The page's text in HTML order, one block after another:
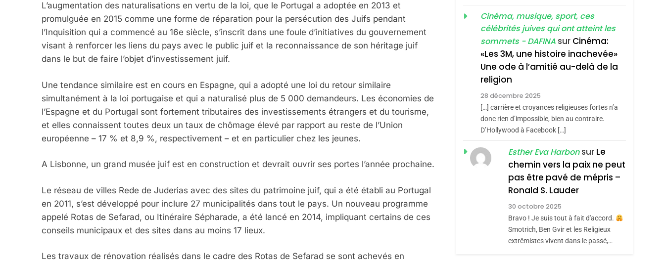
L’augmentation des naturalisations en vertu de la loi, que le Portugal a adoptée en 2013 et
promulguée en 2015 comme une forme de réparation pour la persécution des Juifs pendant
l’Inquisition qui a commencé au 16e siècle, s’inscrit dans une foule d’initiatives du gouvernement
visant à renforcer les liens du pays avec le public juif et la reconnaissance de son héritage juif
dans le but de faire l’objet d’investissement juif.
Une tendance similaire est en cours en Espagne, qui a adopté une loi du retour similaire
simultanément à la loi portugaise et qui a naturalisé plus de 5 000 demandeurs. Les économies de
l’Espagne et du Portugal sont fortement tributaires des investissements étrangers et du tourisme,
et elles connaissent toutes deux un taux de chômage élevé par rapport au reste de l’Union
européenne – 17 % et 8,9 %, respectivement – et en particulier chez les jeunes.
A Lisbonne, un grand musée juif est en construction et devrait ouvrir ses portes l’année prochaine.
Le réseau de villes Rede de Juderias avec des sites du patrimoine juif, qui a été établi au Portugal
en 2011, s’est développé pour inclure 27 municipalités dans tout le pays. Un nouveau programme
appelé Rotas de Sefarad, ou Itinéraire Sépharade, a été lancé en 2014, impliquant certains de ces
conseils municipaux et des sites dans au moins 17 lieux.
Les travaux de rénovation réalisés dans le cadre des Rotas de Sefarad se sont achevés en
2025, L’année La Plus
Meurtrière Selon Le
Rapport D’ADL
Contre
FRANCE ISRAÉL
6
RÉSILIENTE :
POURQUOI JE
REVENDIQUE MA
JUDAÏTE Par Thérèse
Zrihen-Dvir
ISRAÉL JUDAISME
7
CE QUI NOUS
MANQUE – Jacques
Hadida
JUDAISME
Maroc : Les Amandes
De Tafraout, Le Miel
De Tadla Azilal
Consacrés Produits
DAFINA MAROC
Cinéma, musique, sport, ces
célébrités juives qui ont atteint les
sommets - DAFINA sur Cinéma:
«Les 3M, une histoire inachevée»
Une ode à l’amitié au-delà de la
religion
28 décembre 2025
[…] carrière et croyances religieuses fortes n’a
donc rien d’impossible, bien au contraire.
D’Hollywood à Facebook […]
Esther Eva Harbonsur Le
chemin vers la paix ne peut
pas être pavé de mépris –
Ronald S. Lauder
30 octobre 2025
Bravo ! Je suis tout à fait d'accord.
Smotrich, Ben Gvir et les Religieux
extrêmistes vivent dans le passé,…
5
2025, L’année La Plus Meurtrière Selon Le Rapport D’ADL Contre L’antisémitisme
FRANCE ISRAÉL
6
FIÈRE, DIGNE ET RÉSILIENTE : POURQUOI JE REVENDIQUE MA JUDAÏTE Par Thérèse Zrihen-
Dvir